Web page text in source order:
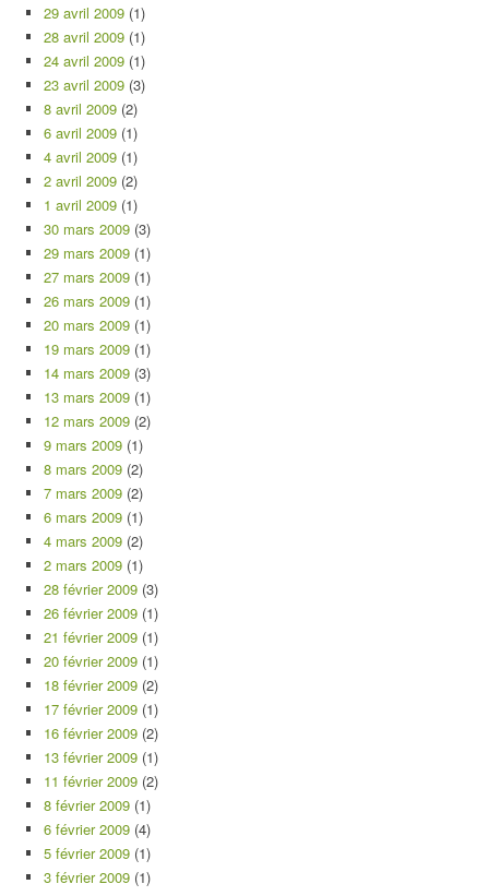
29 avril 2009 (1)
28 avril 2009 (1)
24 avril 2009 (1)
23 avril 2009 (3)
8 avril 2009 (2)
6 avril 2009 (1)
4 avril 2009 (1)
2 avril 2009 (2)
1 avril 2009 (1)
30 mars 2009 (3)
29 mars 2009 (1)
27 mars 2009 (1)
26 mars 2009 (1)
20 mars 2009 (1)
19 mars 2009 (1)
14 mars 2009 (3)
13 mars 2009 (1)
12 mars 2009 (2)
9 mars 2009 (1)
8 mars 2009 (2)
7 mars 2009 (2)
6 mars 2009 (1)
4 mars 2009 (2)
2 mars 2009 (1)
28 février 2009 (3)
26 février 2009 (1)
21 février 2009 (1)
20 février 2009 (1)
18 février 2009 (2)
17 février 2009 (1)
16 février 2009 (2)
13 février 2009 (1)
11 février 2009 (2)
8 février 2009 (1)
6 février 2009 (4)
5 février 2009 (1)
3 février 2009 (1)